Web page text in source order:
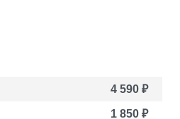
4 590 ₽
1 850 ₽